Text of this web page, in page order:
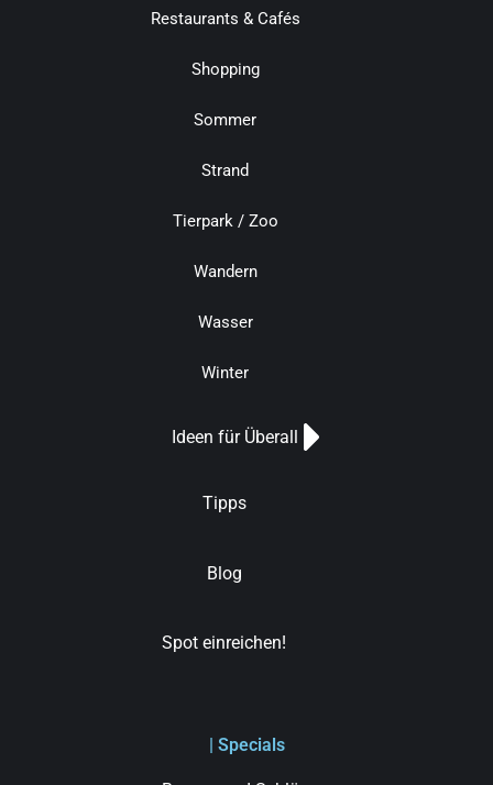
Restaurants & Cafés
Shopping
Sommer
Strand
Tierpark / Zoo
Wandern
Wasser
Winter
Ideen für Überall
Tipps
Blog
Spot einreichen!
| Specials